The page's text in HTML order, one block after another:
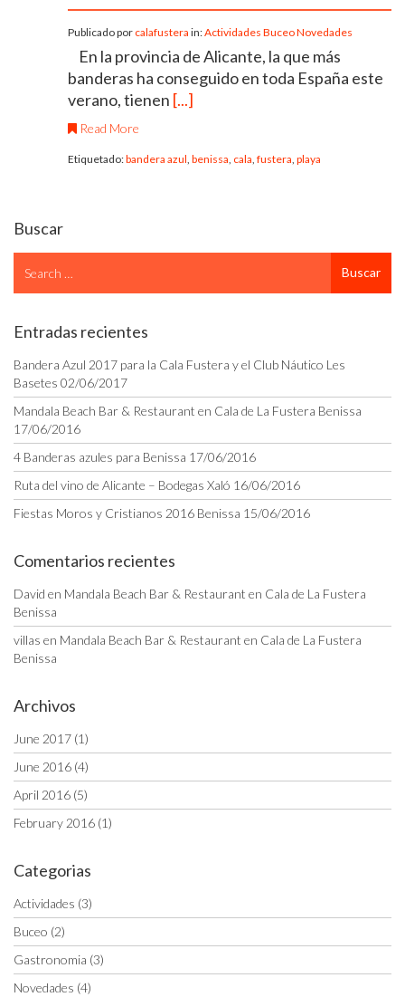
Publicado por calafustera in:Actividades BuceoNovedades
En la provincia de Alicante, la que más
banderas ha conseguido en toda España este
verano, tienen [...]
Read More
Etiquetado:bandera azul benissa cala fustera playa
Buscar
for
Buscar
Entradas recientes
Bandera Azul 2017 para la Cala Fustera y el Club Náutico Les
Basetes 02/06/2017
Mandala Beach Bar & Restaurant en Cala de La Fustera Benissa
17/06/2016
4 Banderas azules para Benissa 17/06/2016
Ruta del vino de Alicante – Bodegas Xaló 16/06/2016
Fiestas Moros y Cristianos 2016 Benissa 15/06/2016
Comentarios recientes
David en Mandala Beach Bar & Restaurant en Cala de La Fustera
Benissa
villas en Mandala Beach Bar & Restaurant en Cala de La Fustera
Benissa
Archivos
June 2017 (1)
June 2016 (4)
April 2016 (5)
February 2016 (1)
Categorias
Actividades (3)
Buceo (2)
Gastronomia (3)
Novedades (4)